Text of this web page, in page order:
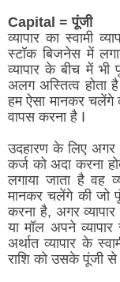
Capital = पूंजी
व्यापार का स्वामी
स्टॉक बिजनेस में
व्यापार के बीच में भी
अलग अस्तित्व होता है
हम ऐसा मानकर चलेंगे
वापस करना है I
उदहारण के लिए अगर
कर्ज को अदा करना
लगाया जाता है वह
मानकर चलेंगे की जो
करना है, अगर व्यापार
या मॉल अपने
अर्थात व्यापार के
राशि को उसके पूंजी से